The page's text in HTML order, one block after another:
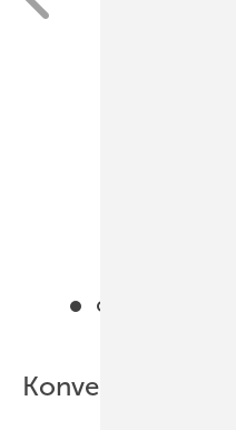
Konverter/Trafo